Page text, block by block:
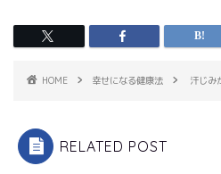
HOME 幸せになる健康法 汗じみ
RELATED POST